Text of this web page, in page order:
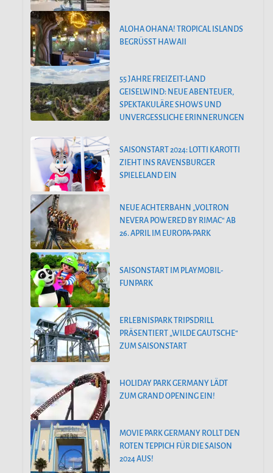
ALOHA OHANA! TROPICAL ISLANDS
BEGRÜSST HAWAII
55 JAHRE FREIZEIT-LAND
GEISELWIND: NEUE ABENTEUER,
SPEKTAKULÄRE SHOWS UND
UNVERGESSLICHE ERINNERUNGEN
SAISONSTART 2024: LOTTI KAROTTI
ZIEHT INS RAVENSBURGER
SPIELELAND EIN
NEUE ACHTERBAHN „VOLTRON
NEVERA POWERED BY RIMAC“ AB
26. APRIL IM EUROPA-PARK
SAISONSTART IM PLAYMOBIL-
FUNPARK
ERLEBNISPARK TRIPSDRILL
PRÄSENTIERT „WILDE GAUTSCHE“
ZUM SAISONSTART
HOLIDAY PARK GERMANY LÄDT
ZUM GRAND OPENING EIN!
MOVIE PARK GERMANY ROLLT DEN
ROTEN TEPPICH FÜR DIE SAISON
2024 AUS!